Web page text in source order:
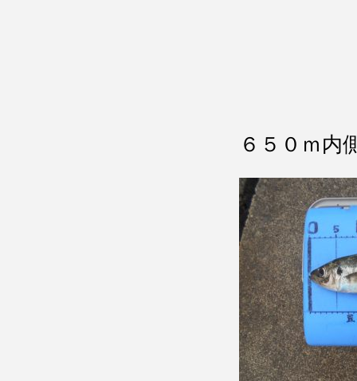
６５０ｍ